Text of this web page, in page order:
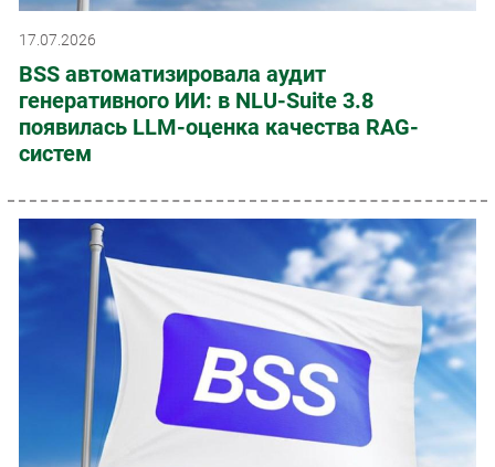
17.07.2026
BSS автоматизировала аудит
генеративного ИИ: в NLU-Suite 3.8
появилась LLM-оценка качества RAG-
систем